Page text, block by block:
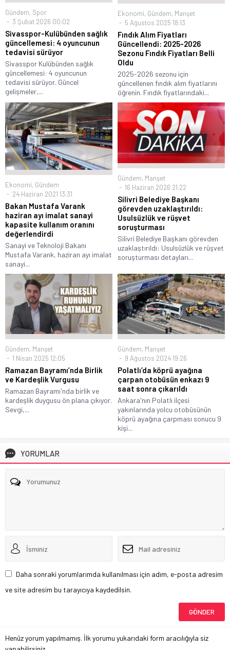
Gündem, Spor
3 Şubat 2026 00:02
Sivasspor-Kulübünden sağlık
güncellemesi: 4 oyuncunun
tedavisi sürüyor
Sivasspor Kulübünden sağlık
güncellemesi: 4 oyuncunun
tedavisi sürüyor. Güncel
gelişmeler,...
Ekonomi, Gündem, Manşet
5 Ağustos 2025 18:13
Fındık Alım Fiyatları
Güncellendi: 2025-2026
Sezonu Fındık Fiyatları Belli
Oldu
2025-2026 sezonu için
güncellenen fındık alım fiyatlarını
öğrenin. Fındık fiyatlarındaki...
Ekonomi, Gündem
24 Haziran 2021 13:31
Bakan Mustafa Varank
haziran ayı imalat sanayi
kapasite kullanım oranını
değerlendirdi
Sanayi ve Teknoloji Bakanı
Mustafa Varank, haziran ayı imalat
sanayi...
Gündem, Manşet
16 Haziran 2026 21:22
Silivri Belediye Başkanı
görevden uzaklaştırıldı:
Usulsüzlük ve rüşvet
soruşturması
Silivri Belediye Başkanı görevden
uzaklaştırıldı: Usulsüzlük ve rüşvet
soruşturması detayları...
Gündem, Manşet
1 Nisan 2025 12:05
Ramazan Bayramı’nda Birlik
ve Kardeşlik Vurgusu
Ramazan Bayramı'nda birlik ve
kardeşlik duygusu ön plana çıkıyor.
Sevgi,...
Gündem, Manşet
9 Ağustos 2024 19:26
Polatlı’da köprü ayağına
çarpan otobüsün enkazı 9
saat sonra çıkarıldı
Ankara'nın Polatlı ilçesi
yakınlarında yolcu otobüsünün
köprü ayağına çarpması sonucu 9
kişi...
YORUMLAR
Daha sonraki yorumlarımda kullanılması için adım, e-posta adresim
ve site adresim bu tarayıcıya kaydedilsin.
Henüz yorum yapılmamış. İlk yorumu yukarıdaki form aracılığıyla siz